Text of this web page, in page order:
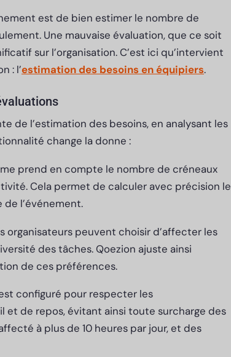
est de bien estimer le nombre de
Une mauvaise évaluation, que ce soit
sur l’organisation. C’est ici qu’intervient
: l’estimation des besoins en équipiers.
de l’estimation des besoins, en analysant les
change la donne :
prend en compte le nombre de créneaux
Cela permet de calculer avec précision le
l’événement.
organisateurs peuvent choisir d’affecter les
des tâches. Qoezion ajuste ainsi
de ces préférences.
configuré pour respecter les
et de repos, évitant ainsi toute surcharge des
à plus de 10 heures par jour, et des